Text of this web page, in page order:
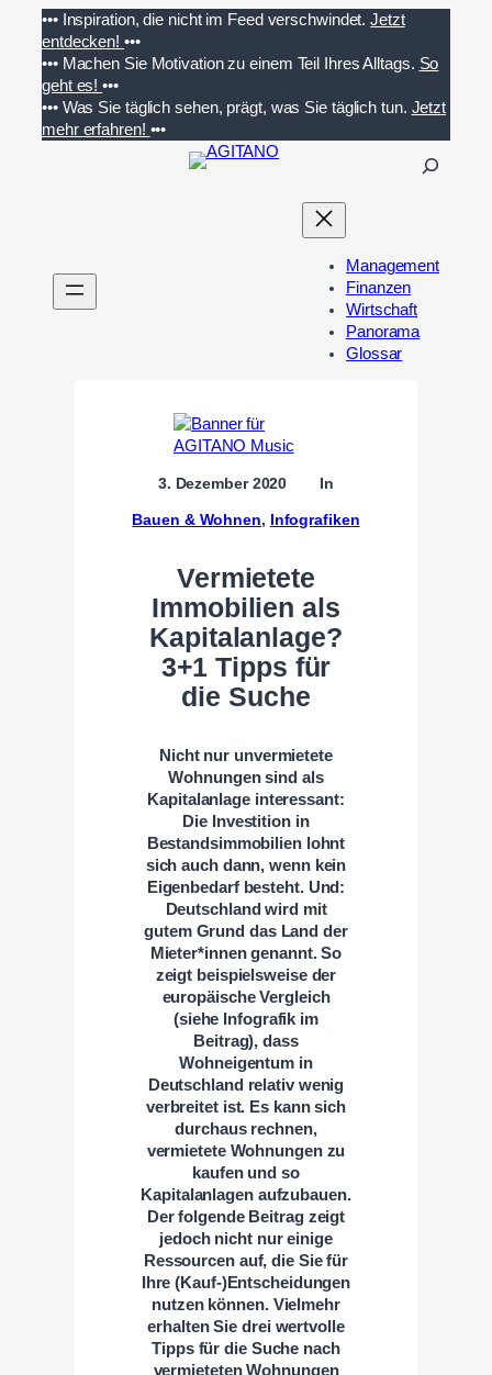
Inhalt
springen
••• Inspiration, die nicht im Feed verschwindet. Jetzt
entdecken! •••
••• Machen Sie Motivation zu einem Teil Ihres Alltags. So
geht es!•••
••• Was Sie täglich sehen, prägt, was Sie täglich tun. Jetzt
mehr erfahren! •••
n
Management
Finanzen
Wirtschaft
Panorama
Glossar
3. Dezember 2020 In
Bauen & Wohnen, Infografiken
Vermietete
Immobilien als
Kapitalanlage?
3+1 Tipps für
die Suche
Nicht nur unvermietete
Wohnungen sind als
Kapitalanlage interessant:
Die Investition in
Bestandsimmobilien lohnt
sich auch dann, wenn kein
Eigenbedarf besteht. Und:
Deutschland wird mit
gutem Grund das Land der
Mieter*innen genannt. So
zeigt beispielsweise der
europäische Vergleich
(siehe Infografik im
Beitrag), dass
Wohneigentum in
Deutschland relativ wenig
verbreitet ist. Es kann sich
durchaus rechnen,
vermietete Wohnungen zu
kaufen und so
Kapitalanlagen aufzubauen.
Der folgende Beitrag zeigt
jedoch nicht nur einige
Ressourcen auf, die Sie für
Ihre (Kauf-)Entscheidungen
nutzen können. Vielmehr
erhalten Sie drei wertvolle
Tipps für die Suche nach
vermieteten Wohnungen